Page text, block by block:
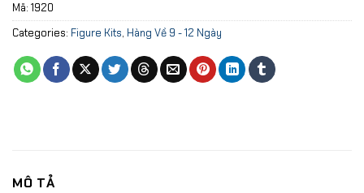
Mã: 1920
Categories: Figure Kits, Hàng Về 9 - 12 Ngày
MÔ TẢ